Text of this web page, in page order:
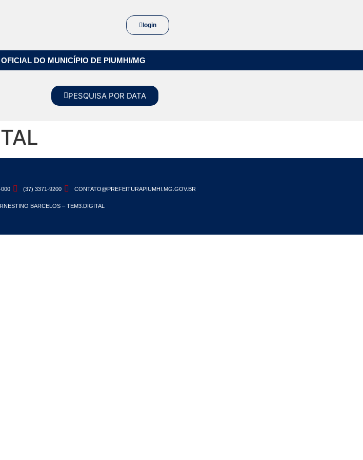
login
DO MUNICÍPIO DE PIUMHI/MG
PESQUISA POR DATA
000 (37) 3371-9200 CONTATO@PREFEITURAPIUMHI.MG.GOV.BR
BARCELOS – TEM3.DIGITAL